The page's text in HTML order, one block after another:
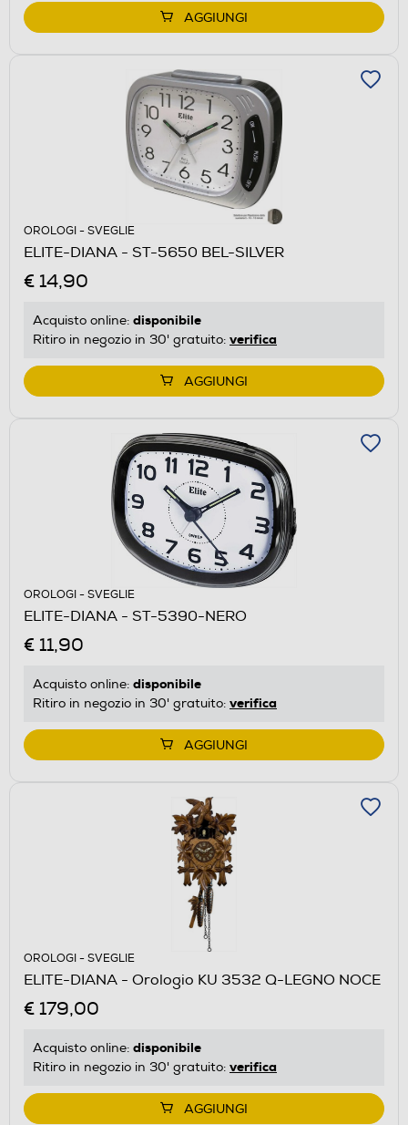
AGGIUNGI
OROLOGI - SVEGLIE
ELITE-DIANA - ST-5650 BEL-SILVER
€ 14,90
Acquisto online: disponibile
Ritiro in negozio in 30' gratuito: verifica
AGGIUNGI
OROLOGI - SVEGLIE
ELITE-DIANA - ST-5390-NERO
€ 11,90
Acquisto online: disponibile
Ritiro in negozio in 30' gratuito: verifica
AGGIUNGI
OROLOGI - SVEGLIE
ELITE-DIANA - Orologio KU 3532 Q-LEGNO NOCE
€ 179,00
Acquisto online: disponibile
Ritiro in negozio in 30' gratuito: verifica
AGGIUNGI